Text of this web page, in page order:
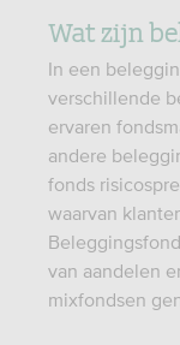
Wat zijn
In een
verschillende
ervaren
andere
fonds
waarvan
van aandelen
mixfondsen